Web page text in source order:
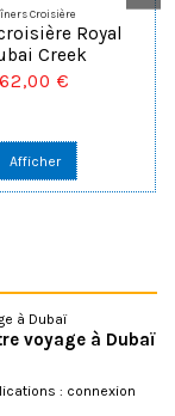
Croisière
Royal
Creek
62,00 €
Afficher
voyage à Dubaï
: connexion